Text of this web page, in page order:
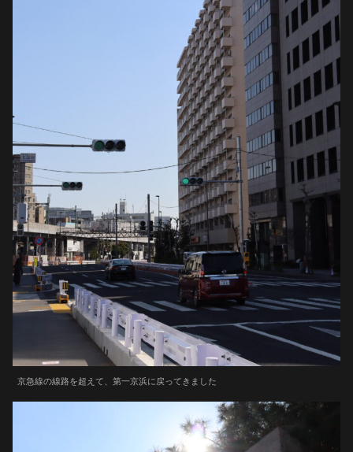
京急線の線路を超えて、第一京浜に戻ってきました